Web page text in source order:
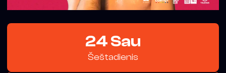
24 Sau
Šeštadienis